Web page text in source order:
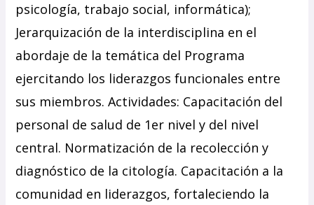
psicología, trabajo social, informática);
Jerarquización de la interdisciplina en el
abordaje de la temática del Programa
ejercitando los liderazgos funcionales entre
sus miembros. Actividades: Capacitación del
personal de salud de 1er nivel y del nivel
central. Normatización de la recolección y
diagnóstico de la citología. Capacitación a la
comunidad en liderazgos, fortaleciendo la